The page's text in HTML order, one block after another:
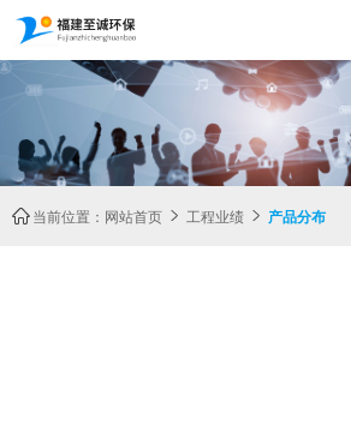
当前位置： 网站首页  工程业绩  产品分布